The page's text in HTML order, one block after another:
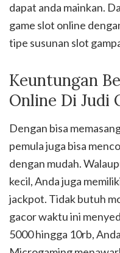
dapat anda mainkan.
game slot online
tipe susunan slot
Keuntungan
Online Di Judi
Dengan bisa
pemula juga bisa
dengan mudah.
kecil, Anda juga
jackpot. Tidak butuh
gacor waktu ini
5000 hingga 10rb,